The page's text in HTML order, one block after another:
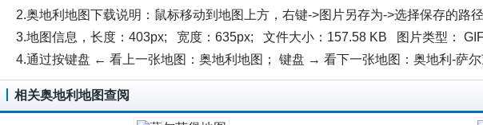
2.奥地利地图下载说明：鼠标移动到地图上方，右键->图片另存为->选择保存的
3.地图信息，长度：403px; 宽度：635px; 文件大小：157.58 KB 图片类型：
4.通过按键盘 ← 看上一张地图：奥地利地图； 键盘 → 看下一张地图：奥地利-萨尔
相关奥地利地图查阅